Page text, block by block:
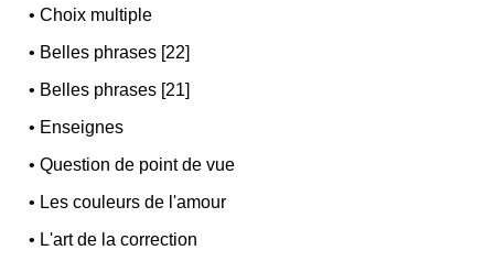
•Choix multiple
• Belles phrases [22]
• Belles phrases [21]
• Enseignes
•Question de point de vue
• Les couleurs de l'amour
• L'art de la correction